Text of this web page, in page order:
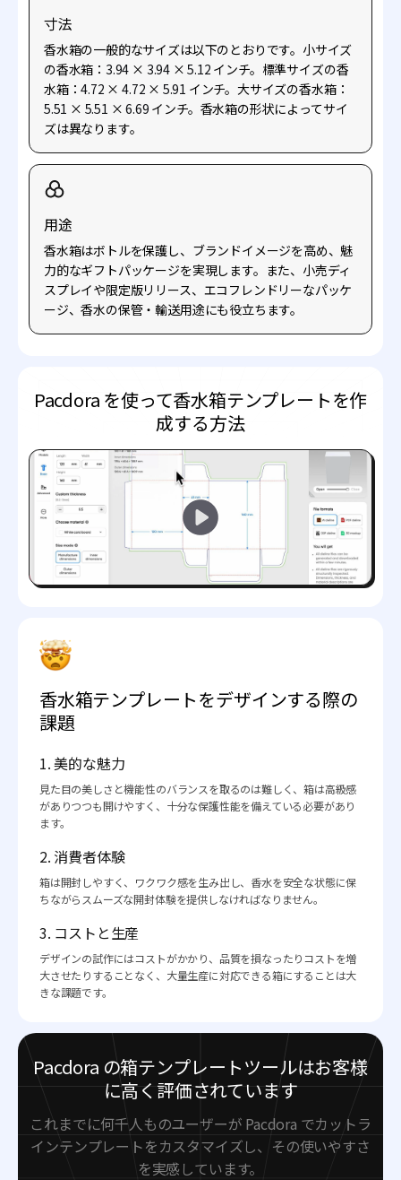
寸法
香水箱の一般的なサイズは以下のとおりです。小サイズ
の香水箱：3.94 × 3.94×5.12 インチ。標準サイズの香
水箱：4.72 ×4.72 × 5.91 インチ。大サイズの香水箱：
5.51 × 5.51 ×6.69 インチ。香水箱の形状によってサイ
ズは異なります。
用途
香水箱はボトルを保護し、ブランドイメージを高め、魅
力的なギフトパッケージを実現します。また、小売ディ
スプレイや限定版リリース、エコフレンドリーなパッケ
ージ、香水の保管・輸送用途にも役立ちます。
Pacdora を使って香水箱テンプレートを作
成する方法
香水箱テンプレートをデザインする際の
課題
1. 美的な魅力
見た目の美しさと機能性のバランスを取るのは難しく、箱は高級感
がありつつも開けやすく、十分な保護性能を備えている必要があり
ます。
2. 消費者体験
箱は開封しやすく、ワクワク感を生み出し、香水を安全な状態に保
ちながらスムーズな開封体験を提供しなければなりません。
3. コストと生産
デザインの試作にはコストがかかり、品質を損なったりコストを増
大させたりすることなく、大量生産に対応できる箱にすることは大
きな課題です。
Pacdora の箱テンプレートツールはお客様
に高く評価されています
これまでに何千人ものユーザーが Pacdora でカットラ
インテンプレートをカスタマイズし、その使いやすさ
を実感しています。